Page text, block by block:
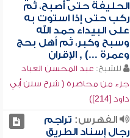
الحليفة حتى أصبح، ثم
ركب حتى إذا استوت به
على البيداء حمد الله
وسبح وكبر، ثم أهل بحج
وعمرة ...) , الإقران
للشيخ: عبد المحسن العباد
جزء من محاضرة ( شرح سنن أبي
داود [214])
الفهرس: تراجم
رجال إسناد الطريق